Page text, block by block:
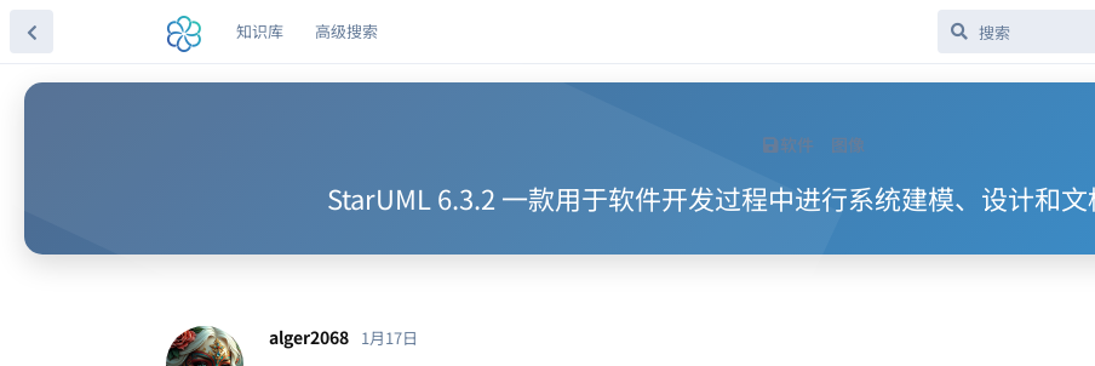
知识库 高级搜索
软件 图像
StarUML 6.3.2 一款用于软件开发过程中进行系统建模、设计和
alger2068 1月17日